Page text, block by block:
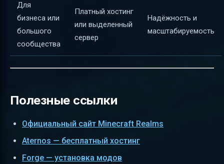
Для
бизнеса или
большого
сообщества
Платный хостинг
или выделенный
сервер
Надёжность и
масштабируемость
Полезные ссылки
Официальный сайт Minecraft Realms
Aternos — бесплатный хостинг
Forge — установка модов